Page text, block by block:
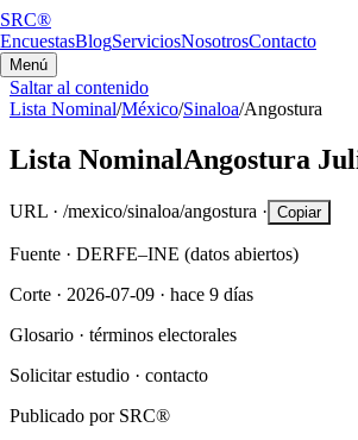
SRC®
EncuestasBlogServiciosNosotrosContacto
Menú
Saltar al contenido
Lista Nominal/México/Sinaloa/Angostura
Lista NominalAngostura
URL · /mexico/sinaloa/angostura · Copiar
Fuente · DERFE–INE (datos abiertos)
Corte · 2026-07-09 · hace 9 días
Glosario · términos electorales
Solicitar estudio · contacto
Publicado por SRC®